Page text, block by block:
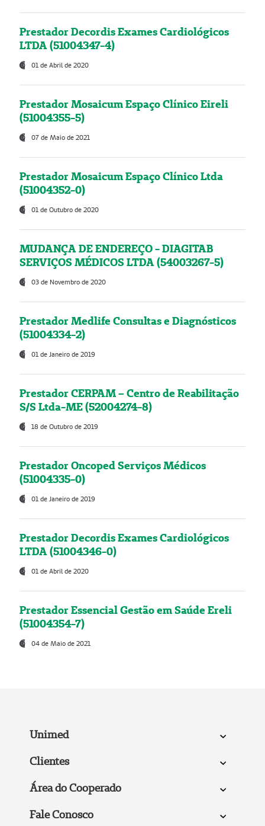
Prestador Decordis Exames Cardiológicos
LTDA (51004347-4)
01 de Abril de 2020
Prestador Mosaicum Espaço Clínico Eireli
(51004355-5)
07 de Maio de 2021
Prestador Mosaicum Espaço Clínico Ltda
(51004352-0)
01 de Outubro de 2020
MUDANÇA DE ENDEREÇO - DIAGITAB
SERVIÇOS MÉDICOS LTDA (54003267-5)
03 de Novembro de 2020
Prestador Medlife Consultas e Diagnósticos
(51004334-2)
01 de Janeiro de 2019
Prestador CERPAM – Centro de Reabilitação
S/S Ltda-ME (52004274-8)
18 de Outubro de 2019
Prestador Oncoped Serviços Médicos
(51004335-0)
01 de Janeiro de 2019
Prestador Decordis Exames Cardiológicos
LTDA (51004346-0)
01 de Abril de 2020
Prestador Essencial Gestão em Saúde Ereli
(51004354-7)
04 de Maio de 2021
Unimed
Clientes
Área do Cooperado
Fale Conosco